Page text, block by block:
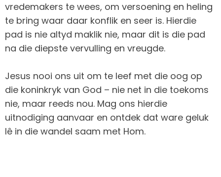
vredemakers te wees, om versoening en heling
te bring waar daar konflik en seer is. Hierdie
pad is nie altyd maklik nie, maar dit is die pad
na die diepste vervulling en vreugde.
Jesus nooi ons uit om te leef met die oog op
die koninkryk van God – nie net in die toekoms
nie, maar reeds nou. Mag ons hierdie
uitnodiging aanvaar en ontdek dat ware geluk
lê in die wandel saam met Hom.